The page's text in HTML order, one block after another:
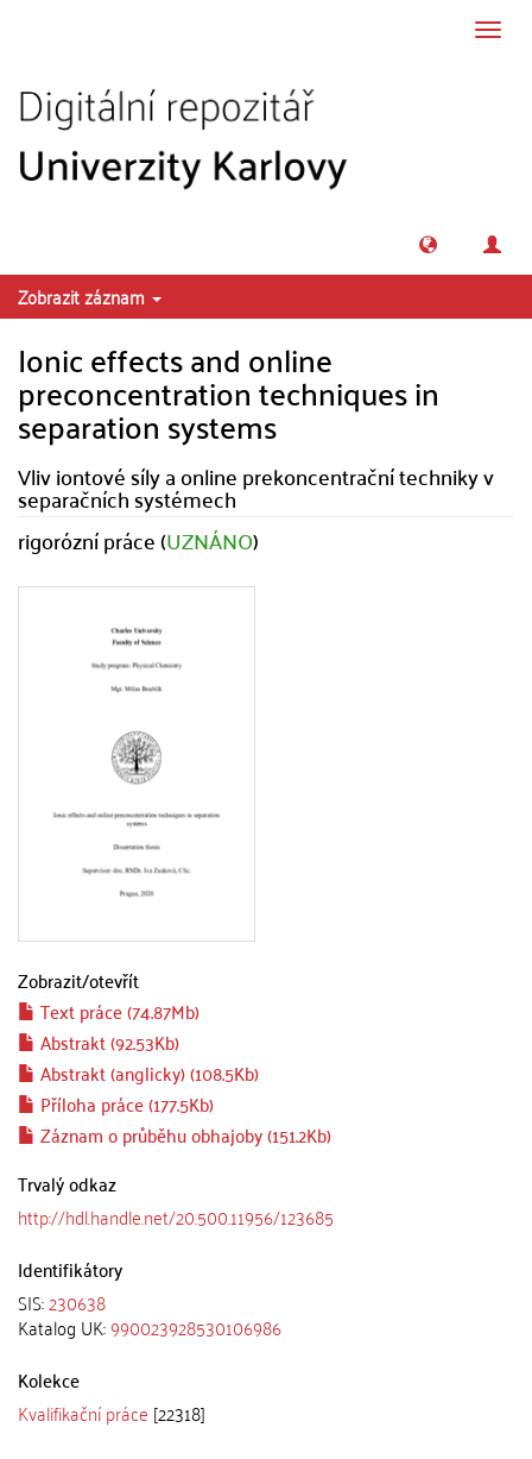
Zobrazit záznam
Ionic effects and online
preconcentration techniques in
separation systems
Vliv iontové síly a online prekoncentrační techniky v
separačních systémech
rigorózní práce (UZNÁNO)
Zobrazit/otevřít
Text práce (74.87Mb)
Abstrakt (92.53Kb)
Abstrakt (anglicky) (108.5Kb)
Příloha práce (177.5Kb)
Záznam o průběhu obhajoby (151.2Kb)
Trvalý odkaz
http://hdl.handle.net/20.500.11956/123685
Identifikátory
SIS:230638
Katalog UK:990023928530106986
Kolekce
Kvalifikační práce [22318]